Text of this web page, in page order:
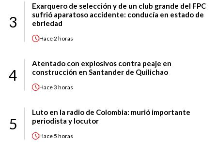
3
Exarquero de selección y de un club grande del FPC
sufrió aparatoso accidente: conducía en estado de
ebriedad
Hace2 horas
4
Atentado con explosivos contra peaje en
construcción en Santander de Quilichao
Hace3 horas
5
Luto en la radio de Colombia: murió importante
periodista y locutor
Hace5 horas